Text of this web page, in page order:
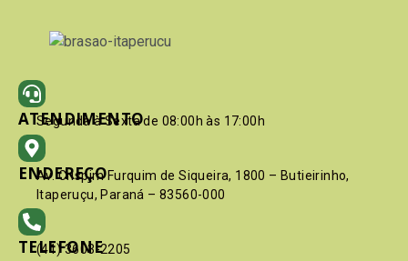
ATENDIMENTO
Segunda à Sexta de 08:00h às 17:00h
ENDEREÇO
Av. Crispim Furquim de Siqueira, 1800 – Butieirinho,
Itaperuçu, Paraná – 83560-000
TELEFONE
(41) 3603-2205